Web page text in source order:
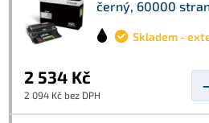
černý, 60000
Skladem -
2 534 Kč
2 094 Kč bez DPH